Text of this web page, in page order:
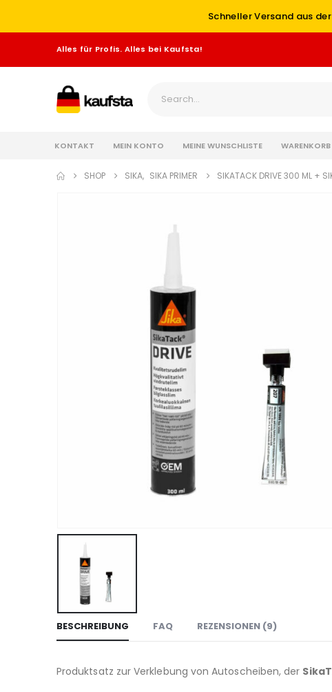
Schneller Versand aus
Alles für Profis. Alles bei Kaufsta!
KONTAKT MEIN KONTO MEINE WUNSCHLISTE WARENKORB
SHOP SIKA, SIKA PRIMER SIKATACK DRIVE 300 ML +
BESCHREIBUNG FAQ REZENSIONEN (9)
Produktsatz zur Verklebung von Autoscheiben, der